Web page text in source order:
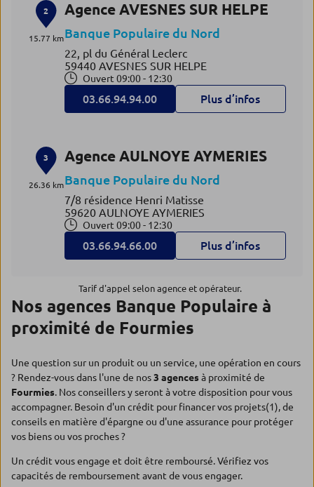
2
15.77 km
Agence AVESNES SUR HELPE
Banque Populaire du Nord
22, pl du Général Leclerc
59440 AVESNES SUR HELPE
Ouvert 09:00 - 12:30
03.66.94.94.00 Plus d’infos
3
26.36 km
Agence AULNOYE AYMERIES
Banque Populaire du Nord
7/8 résidence Henri Matisse
59620 AULNOYE AYMERIES
Ouvert 09:00 - 12:30
03.66.94.66.00 Plus d’infos
Tarif d'appel selon agence et opérateur.
Nos agences Banque Populaire à
proximité de Fourmies
Une question sur un produit ou un service, une opération en cours
? Rendez-vous dans l'une de nos3 agencesà proximité de
Fourmies. Nos conseillers y seront à votre disposition pour vous
accompagner. Besoin d'un crédit pour financer vos projets(1), de
conseils en matière d'épargne ou d'une assurance pour protéger
vos biens ou vos proches ?
Un crédit vous engage et doit être remboursé. Vérifiez vos
capacités de remboursement avant de vous engager.